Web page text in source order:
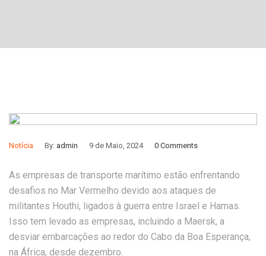
Notícia By: admin 9 de Maio, 2024 0 Comments
As empresas de transporte marítimo estão enfrentando
desafios no Mar Vermelho devido aos ataques de
militantes Houthi, ligados à guerra entre Israel e Hamas.
Isso tem levado as empresas, incluindo a Maersk, a
desviar embarcações ao redor do Cabo da Boa Esperança,
na África, desde dezembro.